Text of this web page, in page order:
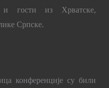
и гости из Хрватске,
Српске.
конференције су били